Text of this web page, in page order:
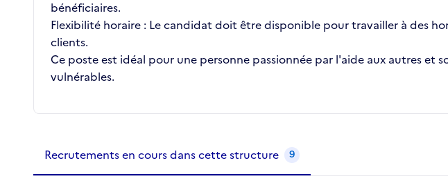
bénéficiaires.
Flexibilité horaire : Le candidat doit être disponible pour travailler à des
clients.
Ce poste est idéal pour une personne passionnée par l'aide aux autres
vulnérables.
Recrutements de la structure
Recrutements en cours dans cette structure 9